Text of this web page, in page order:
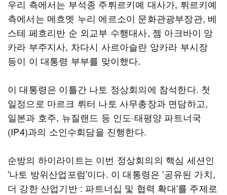
우리 측에서는 부석종 주튀르키예 대사가, 튀르키예
측에서는 메흐멧 누리 에르소이 문화관광부장관, 베
스테 페흐리반 순 외교부 수행대사, 젬 아크바이 앙
카라 부주지사, 차다시 사르아슬란 앙카라 부시장
등이 이 대통령 부부를 맞이했다.
이 대통령은 이틀간 나토 정상회의에 참석한다. 첫
일정으로 마르크 뤼터 나토 사무총장과 면담하고,
일본과 호주, 뉴질랜드 등 인도·태평양 파트너국
(IP4)과의 소인수회담을 진행한다.
순방의 하이라이트는 이번 정상회의의 핵심 세션인
'나토 방위산업포럼'이다. 이 대통령은 '공유된 가치,
더 강한 산업기반 : 파트너십 및 협력 확대'를 주제로